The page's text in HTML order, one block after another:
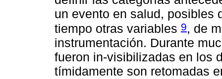
un evento en salud, posibles
tiempo otras variables 9, de
instrumentación. Durante
fueron in-visibilizadas en los
tímidamente son retomadas